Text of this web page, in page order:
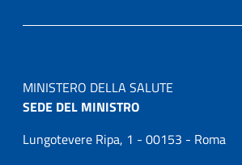
MINISTERO DELLA SALUTE
SEDE DEL MINISTRO
Lungotevere Ripa, 1 - 00153 - Roma